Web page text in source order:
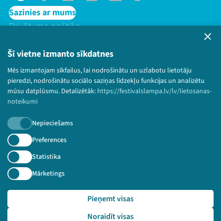
Šī vietne izmanto sīkdatnes
Mēs izmantojam sīkfailus, lai nodrošinātu un uzlabotu lietotāju
pieredzi, nodrošinātu sociālo saziņas līdzekļu funkcijas un analizētu
mūsu datplūsmu. Detalizētāk: https://festivalslampa.lv/lv/lietosanas-
noteikumi
Nepieciešams
Preferences
Statistika
Mārketings
Noraidīt visas
Pieņemt visas
Sazinies ar mums
Privātuma politika
Bērnu aizsardzības politika
© 2026 Sarunu festivāls LAMPA Visas tiesības
paturētas.
Piesakies jaunumiem!
Nepalaid garām aktuālāko informāciju!